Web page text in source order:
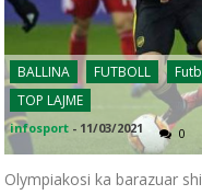
BALLINA FUTBOLL
TOP LAJME
infosport - 11/03/2021 0
Olympiakosi ka barazuar